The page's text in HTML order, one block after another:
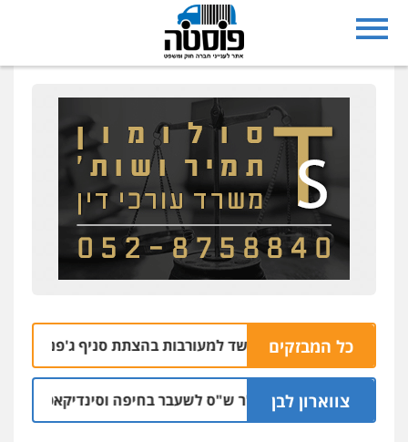
כל המבזקים
רחובות נעצרו בחשד למעורבות בהצתת סניף ג'פניקה
צווארון לבן
כתב אישום: יו"ר ש"ס לשעבר בחיפה וסינדיקאט